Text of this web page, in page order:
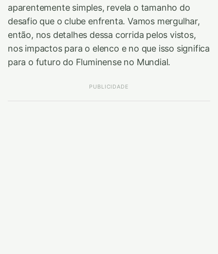
aparentemente simples, revela o tamanho do
desafio que o clube enfrenta. Vamos mergulhar,
então, nos detalhes dessa corrida pelos vistos,
nos impactos para o elenco e no que isso significa
para o futuro do Fluminense no Mundial.
PUBLICIDADE